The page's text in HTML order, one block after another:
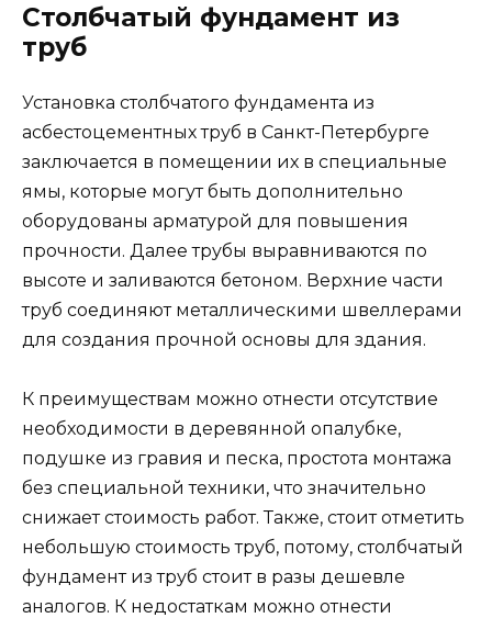
Столбчатый фундамент из
труб
Установка столбчатого фундамента из
асбестоцементных труб в Санкт-Петербурге
заключается в помещении их в специальные
ямы, которые могут быть дополнительно
оборудованы арматурой для повышения
прочности. Далее трубы выравниваются по
высоте и заливаются бетоном. Верхние части
труб соединяют металлическими швеллерами
для создания прочной основы для здания.
К преимуществам можно отнести отсутствие
необходимости в деревянной опалубке,
подушке из гравия и песка, простота монтажа
без специальной техники, что значительно
снижает стоимость работ. Также, стоит отметить
небольшую стоимость труб, потому, столбчатый
фундамент из труб стоит в разы дешевле
аналогов. К недостаткам можно отнести